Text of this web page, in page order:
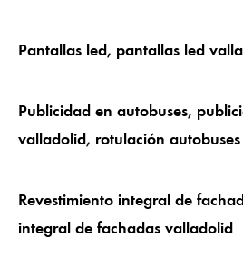
Pantallas led, pantallas led
Publicidad en autobuses,
valladolid, rotulación autobuses
Revestimiento integral de
integral de fachadas valladolid